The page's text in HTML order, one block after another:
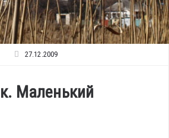
27.12.2009
Маленький